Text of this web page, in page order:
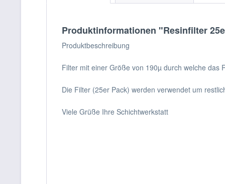
Produktinformationen "Resinfilter
Produktbeschreibung
Filter mit einer Größe von 190µ durch welche das
Die Filter (25er Pack) werden verwendet um
Viele Grüße Ihre Schichtwerkstatt